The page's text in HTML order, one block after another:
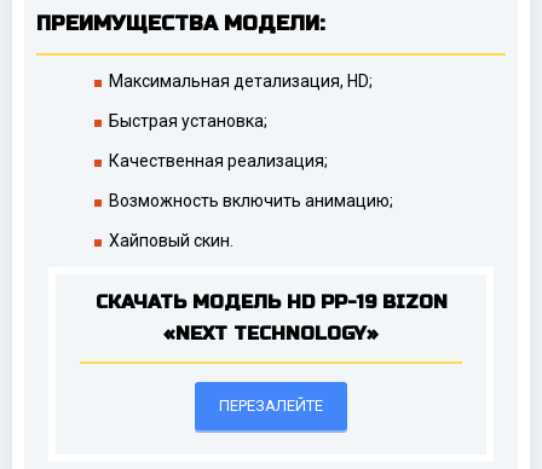
ПРЕИМУЩЕСТВА МОДЕЛИ:
Максимальная детализация, HD;
Быстрая установка;
Качественная реализация;
Возможность включить анимацию;
Хайповый скин.
СКАЧАТЬ МОДЕЛЬ HD PP-19 BIZON
«NEXT TECHNOLOGY»
ПЕРЕЗАЛЕЙТЕ